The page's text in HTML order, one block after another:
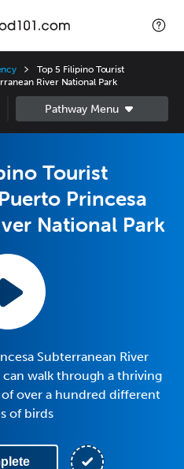
Top 5 Filipino Tourist
River National Park
Tourist
Princesa
National Park
Subterranean River
walk through a thriving
over a hundred different
of birds